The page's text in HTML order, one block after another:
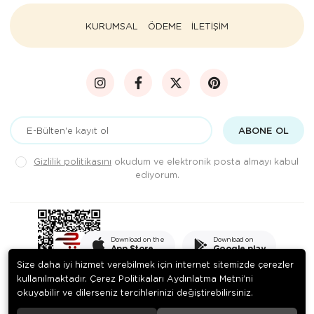
KURUMSAL ÖDEME İLETİŞİM
ABONE OL
Gizlilik politikasını okudum ve elektronik posta almayı kabul
ediyorum.
Download on the
App Store
Download on
Google play
© 2020PEKSADE GIDA SANAYİ VE TİCARET LİMİTED ŞİRKETİ
hakları saklıdır.
Size daha iyi hizmet verebilmek için internet sitemizde çerezler
kullanılmaktadır. Çerez Politikaları Aydınlatma Metni’ni
okuyabilir ve dilerseniz tercihlerinizi değiştirebilirsiniz.